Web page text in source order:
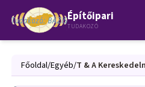
Építőipari
TUDAKOZÓ
Főoldal/Egyéb/